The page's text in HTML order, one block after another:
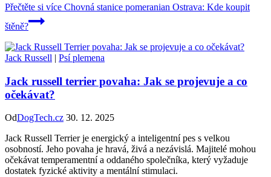
Přečtěte si více Chovná stanice pomeranian Ostrava: Kde koupit
štěně?
Jack Russell | Psí plemena
Jack russell terrier povaha: Jak se projevuje a co
očekávat?
OdDogTech.cz 30. 12. 2025
Jack Russell Terrier je energický a inteligentní pes s velkou
osobností. Jeho povaha je hravá, živá a nezávislá. Majitelé mohou
očekávat temperamentní a oddaného společníka, který vyžaduje
dostatek fyzické aktivity a mentální stimulaci.